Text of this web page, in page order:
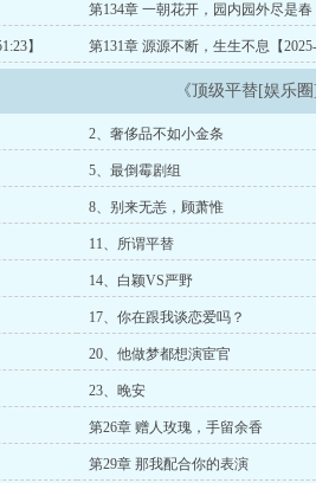
第134章 一朝花开，园内园外尽是春
05:51:23】
】 第131章 源源不断，生生不息【2025-
《顶级平替[娱乐
2、奢侈品不如小金条
5、最倒霉剧组
8、别来无恙，顾萧惟
11、所谓平替
14、白颖VS严野
17、你在跟我谈恋爱吗？
20、他做梦都想演宦官
23、晚安
第26章 赠人玫瑰，手留余香
第29章 那我配合你的表演